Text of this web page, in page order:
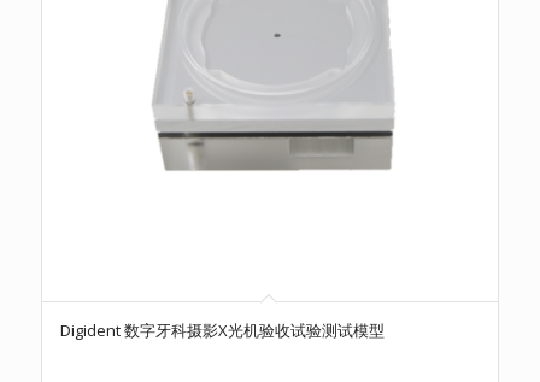
Digident 数字牙科摄影X光机验收试验测试模型